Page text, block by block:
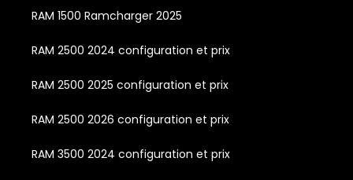
RAM 1500 Ramcharger 2025
RAM 2500 2024 configuration et prix
RAM 2500 2025 configuration et prix
RAM 2500 2026 configuration et prix
RAM 3500 2024 configuration et prix